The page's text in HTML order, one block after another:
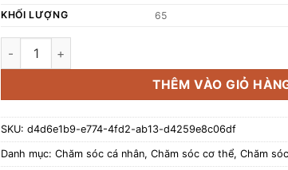
KHỐI LƯỢNG
65
Combo 10 Gói gel Dung dịch vệ sinh Pigina 5ml -
THÊM VÀO GIỎ
SKU: d4d6e1b9-e774-4fd2-ab13-d4259e8c06df
Danh mục: Chăm sóc cá nhân, Chăm sóc cơ thể, Chăm